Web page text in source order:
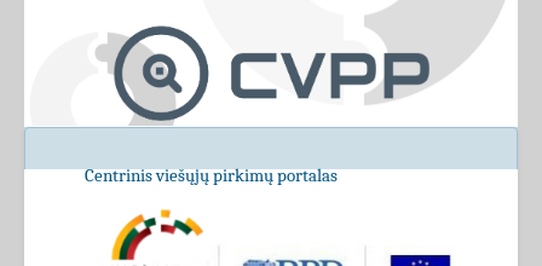
Centrinis viešųjų pirkimų portalas